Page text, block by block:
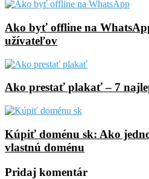
Ako byť offline na
užívateľov
Ako prestať plakať – 7
Kúpiť doménu sk: Ako
vlastnú doménu
Pridaj komentár